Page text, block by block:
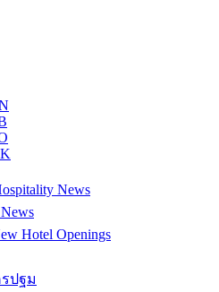
News
Hotel Openings
ปฐม